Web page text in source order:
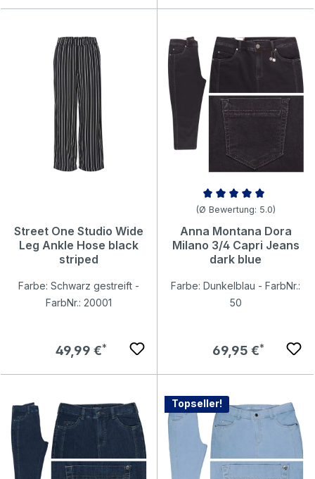
Street One Studio Wide
Leg Ankle Hose black
striped
Farbe: Schwarz gestreift -
FarbNr.: 20001
Regulärer Preis:
49,99 €
Durchschnittliche Bewertung
(Ø Bewertung: 5.0)
Anna Montana Dora
Milano 3/4 Capri Jeans
dark blue
Farbe: Dunkelblau - FarbNr.:
50
Regulärer Preis:
69,95 €
Topseller!